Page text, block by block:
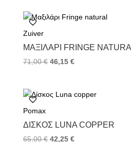
Zuiver
ΜΑΞΙΛΆΡΙ FRINGE
71,00€ 46,15 €
Pomax
ΔΊΣΚΟΣ LUNA COPPER
65,00€ 42,25 €